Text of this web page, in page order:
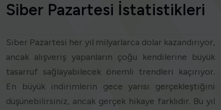
Siber Pazartesi İstatistikleri
Siber Pazartesi her yıl milyarlarca dolar kazandırıyor,
ancak alışveriş yapanların çoğu kendilerine büyük
tasarruf sağlayabilecek önemli trendleri kaçırıyor.
En büyük indirimlerin gece yarısı gerçekleştiğini
düşünebilirsiniz, ancak gerçek hikaye farklıdır. Bu yıl